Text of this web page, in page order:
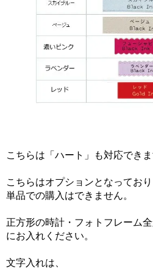
こちらは「ハート」も対応できま
こちらはオプションとなってお
単品での購入はできません。
正方形の時計・フォトフレーム
にお入れください。
文字入れは、